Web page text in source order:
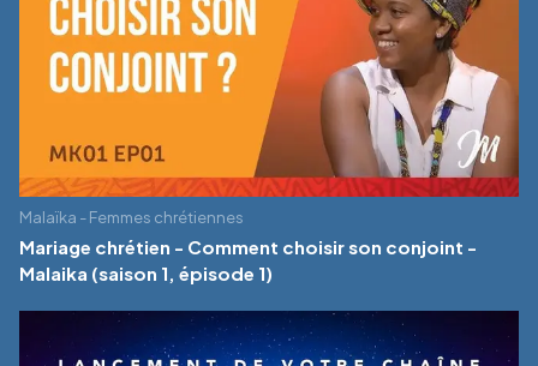
Malaïka - Femmes chrétiennes
Mariage chrétien - Comment choisir son conjoint -
Malaika (saison 1, épisode 1)